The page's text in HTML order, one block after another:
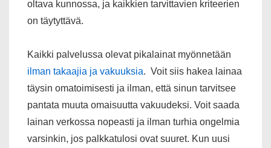
oltava kunnossa, ja kaikkien tarvittavien kriteerien
on täytyttävä.
Kaikki palvelussa olevat pikalainat myönnetään
ilman takaajia ja vakuuksia. Voit siis hakea lainaa
täysin omatoimisesti ja ilman, että sinun tarvitsee
pantata muuta omaisuutta vakuudeksi. Voit saada
lainan verkossa nopeasti ja ilman turhia ongelmia
varsinkin, jos palkkatulosi ovat suuret. Kun uusi